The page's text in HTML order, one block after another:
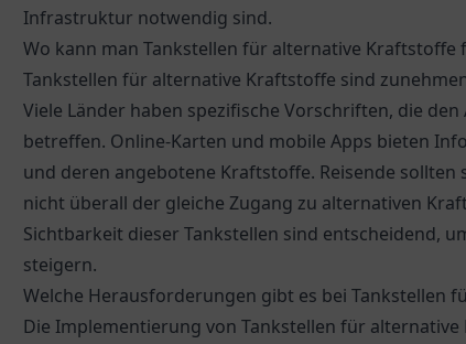
Infrastruktur notwendig sind.
Wo kann man Tankstellen für alternative Kraftstoffe
Tankstellen für alternative Kraftstoffe sind
Viele Länder haben spezifische Vorschriften, die
betreffen. Online-Karten und mobile Apps bieten
und deren angebotene Kraftstoffe. Reisende
nicht überall der gleiche Zugang zu alternativen
Sichtbarkeit dieser Tankstellen sind entscheidend,
steigern.
Welche Herausforderungen gibt es bei Tankstellen
Die Implementierung von Tankstellen für